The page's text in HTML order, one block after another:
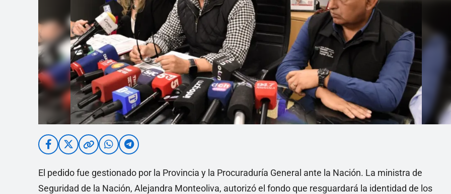
El pedido fue gestionado por la Provincia y la Procuraduría General ante la Nación. La ministra de
Seguridad de la Nación, Alejandra Monteoliva, autorizó el fondo que resguardará la identidad de los